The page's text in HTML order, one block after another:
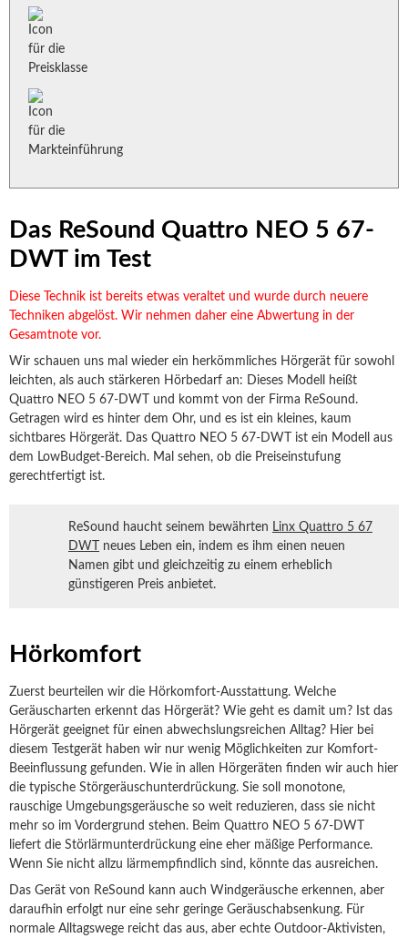
Das ReSound Quattro NEO 5 67-
DWT im Test
Diese Technik ist bereits etwas veraltet und wurde durch neuere
Techniken abgelöst. Wir nehmen daher eine Abwertung in der
Gesamtnote vor.
Wir schauen uns mal wieder ein herkömmliches Hörgerät für sowohl
leichten, als auch stärkeren Hörbedarf an: Dieses Modell heißt
Quattro NEO 5 67-DWT und kommt von der Firma ReSound.
Getragen wird es hinter dem Ohr, und es ist ein kleines, kaum
sichtbares Hörgerät. Das Quattro NEO 5 67-DWT ist ein Modell aus
dem LowBudget-Bereich. Mal sehen, ob die Preiseinstufung
gerechtfertigt ist.
ReSound haucht seinem bewährten Linx Quattro 5 67
DWT
neues Leben ein, indem es ihm einen neuen
Namen gibt und gleichzeitig zu einem erheblich
günstigeren Preis anbietet.
Hörkomfort
Zuerst beurteilen wir die Hörkomfort-Ausstattung. Welche
Geräuscharten erkennt das Hörgerät? Wie geht es damit um? Ist das
Hörgerät geeignet für einen abwechslungsreichen Alltag? Hier bei
diesem Testgerät haben wir nur wenig Möglichkeiten zur Komfort-
Beeinflussung gefunden. Wie in allen Hörgeräten finden wir auch hier
die typische Störgeräuschunterdrückung. Sie soll monotone,
rauschige Umgebungsgeräusche so weit reduzieren, dass sie nicht
mehr so im Vordergrund stehen. Beim Quattro NEO 5 67-DWT
liefert die Störlärmunterdrückung eine eher mäßige Performance.
Wenn Sie nicht allzu lärmempfindlich sind, könnte das ausreichen.
Das Gerät von ReSound kann auch Windgeräusche erkennen, aber
daraufhin erfolgt nur eine sehr geringe Geräuschabsenkung. Für
normale Alltagswege reicht das aus, aber echte Outdoor-Aktivisten,